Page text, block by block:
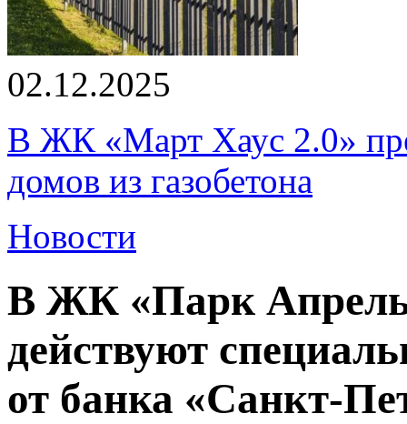
02.12.2025
В ЖК «Март Хаус 2.0»
домов из газобетона
Новости
В ЖК «Парк
действуют
от банка «Санкт-